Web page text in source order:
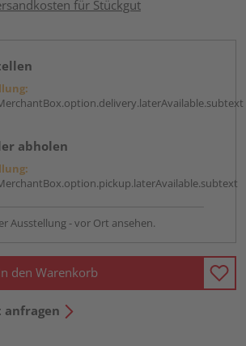
für Stückgut
abholen
Ausstellung - vor Ort ansehen.
den Warenkorb